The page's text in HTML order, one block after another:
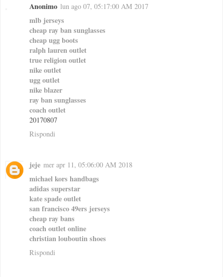
Anonimo lun ago 07, 05:17:00 AM 2017
mlb jerseys
cheap ray ban sunglasses
cheap ugg boots
ralph lauren outlet
true religion outlet
nike outlet
ugg outlet
nike blazer
ray ban sunglasses
coach outlet
20170807
Rispondi
jeje mer apr 11, 05:06:00 AM 2018
michael kors handbags
adidas superstar
kate spade outlet
san francisco 49ers jerseys
cheap ray bans
coach outlet online
christian louboutin shoes
Rispondi